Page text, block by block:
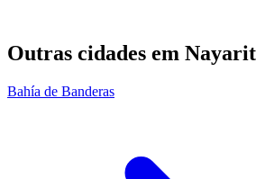
Outras cidades em Nayarit
Bahía de Banderas